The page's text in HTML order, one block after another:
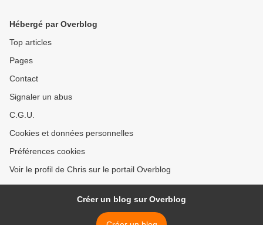
Hébergé par Overblog
Top articles
Pages
Contact
Signaler un abus
C.G.U.
Cookies et données personnelles
Préférences cookies
Voir le profil de Chris sur le portail Overblog
Créer un blog sur Overblog